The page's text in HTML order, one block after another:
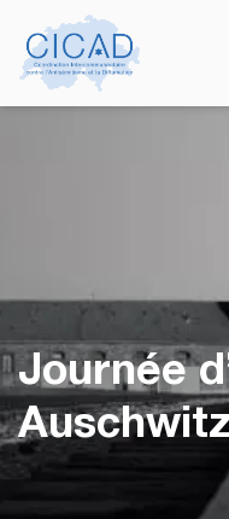
Journée
Auschwitz